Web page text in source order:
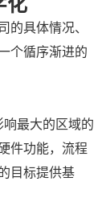
具体情况、
个循序渐进的
最大的区域的
件功能，流程
目标提供基